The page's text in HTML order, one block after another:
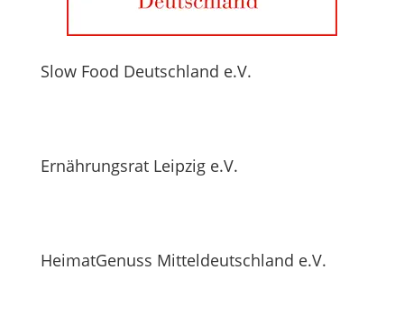
Slow Food Deutschland e.V.
Ernährungsrat Leipzig e.V.
HeimatGenuss Mitteldeutschland e.V.